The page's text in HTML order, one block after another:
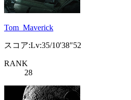
Tom_Maverick
スコア:Lv:35/10'38"52
RANK
28